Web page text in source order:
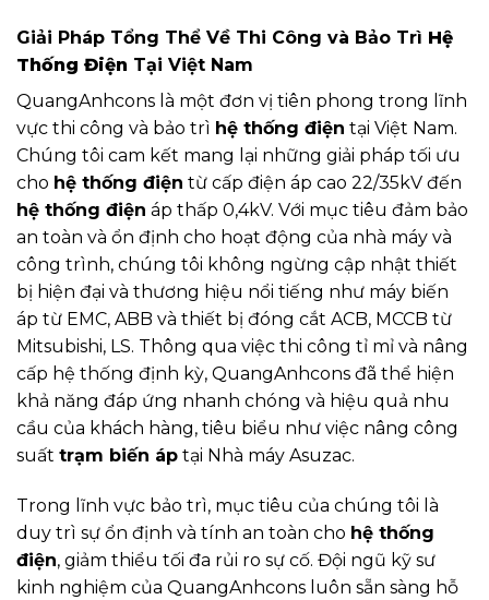
Giải Pháp Tổng Thể Về Thi Công và Bảo Trì Hệ
Thống Điện Tại Việt Nam
QuangAnhcons là một đơn vị tiên phong trong lĩnh
vực thi công và bảo trì hệ thống điện tại Việt Nam.
Chúng tôi cam kết mang lại những giải pháp tối ưu
cho hệ thống điện từ cấp điện áp cao 22/35kV đến
hệ thống điện áp thấp 0,4kV. Với mục tiêu đảm bảo
an toàn và ổn định cho hoạt động của nhà máy và
công trình, chúng tôi không ngừng cập nhật thiết
bị hiện đại và thương hiệu nổi tiếng như máy biến
áp từ EMC, ABB và thiết bị đóng cắt ACB, MCCB từ
Mitsubishi, LS. Thông qua việc thi công tỉ mỉ và nâng
cấp hệ thống định kỳ, QuangAnhcons đã thể hiện
khả năng đáp ứng nhanh chóng và hiệu quả nhu
cầu của khách hàng, tiêu biểu như việc nâng công
suất trạm biến áp tại Nhà máy Asuzac.
Trong lĩnh vực bảo trì, mục tiêu của chúng tôi là
duy trì sự ổn định và tính an toàn cho hệ thống
điện, giảm thiểu tối đa rủi ro sự cố. Đội ngũ kỹ sư
kinh nghiệm của QuangAnhcons luôn sẵn sàng hỗ